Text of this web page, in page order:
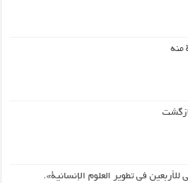
منه
للأربعين في تطوير العلوم الإنسانية».